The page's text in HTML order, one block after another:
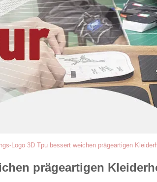
Logo 3D Tpu bessert weichen prägeartigen
prägeartigen